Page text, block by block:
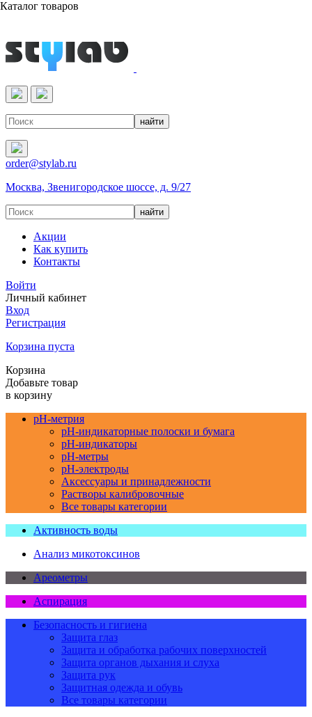
Реактивы & Оборудование
order@stylab.ru
Москва, Звенигородское шоссе, д. 9/27
Акции
Как купить
Контакты
Войти
Личный кабинет
Вход
Регистрация
Корзина пуста
Корзина
Добавьте товар
в корзину
pH-метрия
pH-индикаторные полоски и бумага
pH-индикаторы
pH-метры
pH-электроды
Аксессуары и принадлежности
Растворы калибровочные
Все товары категории
Активность воды
Анализ микотоксинов
Ареометры
Аспирация
Безопасность и гигиена
Защита глаз
Защита и обработка рабочих поверхностей
Защита органов дыхания и слуха
Защита рук
Защитная одежда и обувь
Все товары категории
Каталог товаров